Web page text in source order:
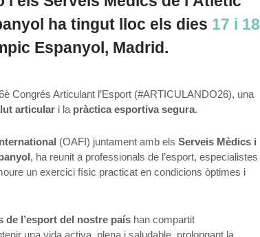
ha tingut lloc els dies 17 i 18
Espanyol, Madrid.
Congrés Articulant l’Esport (#ARTICULANDO26), una
articular i la pràctica esportiva segura.
(OAFI) juntament amb els Serveis Mèdics i
, ha reunit a professionals de l’esport, especialistes
un exercici físic practicat en condicions òptimes i
de l’esport del nostre país han compartit
una vida activa, plena i saludable, prolongant la